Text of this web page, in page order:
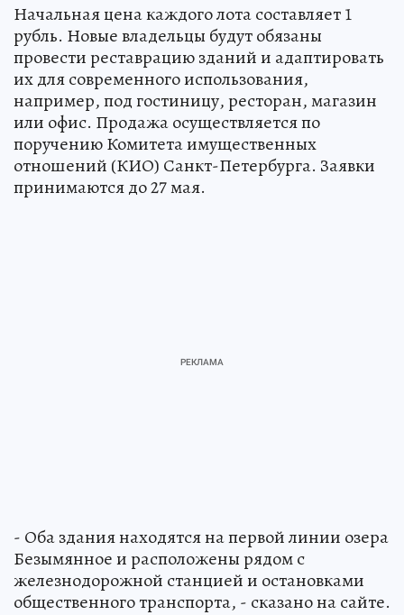
Начальная цена каждого лота составляет 1
рубль. Новые владельцы будут обязаны
провести реставрацию зданий и адаптировать
их для современного использования,
например, под гостиницу, ресторан, магазин
или офис. Продажа осуществляется по
поручению Комитета имущественных
отношений (КИО) Санкт-Петербурга. Заявки
принимаются до 27 мая.
- Оба здания находятся на первой линии озера
Безымянное и расположены рядом с
железнодорожной станцией и остановками
общественного транспорта, - сказано на сайте.